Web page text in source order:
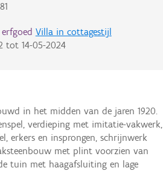
Villa in cottagestijl
tot 14-05-2024
in het midden van de jaren 1920.
verdieping met imitatie-vakwerk,
erkers en insprongen, schrijnwerk
met plint voorzien van
tuin met haagafsluiting en lage